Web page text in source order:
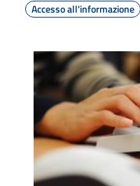
Accesso all'informazione